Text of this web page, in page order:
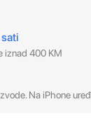
iznad 400 KM
Na iPhone